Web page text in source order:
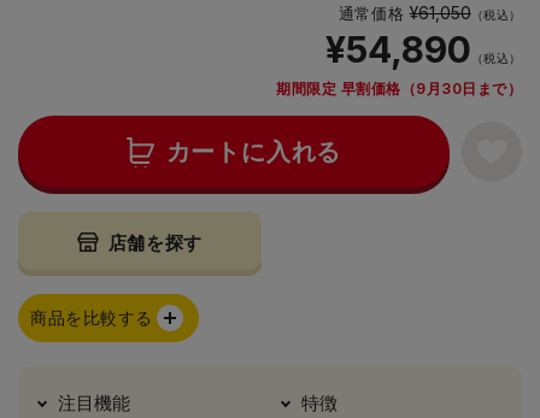
通常価格¥61,050（税込）
¥54,890 （税込）
期間限定 早割価格（9月30日まで）
カートに入れる
店舗を探す
商品を比較する
注目機能
特徴